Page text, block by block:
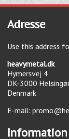
Adresse
Use this address
heavymetal.dk
Hymersvej 4
DK-3000
Denmark
E-mail:
Information